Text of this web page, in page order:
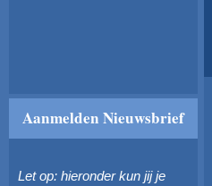
Aanmelden Nieuwsbrief
Let op: hieronder kun jij je